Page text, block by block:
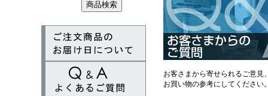
お客さまから寄せられるご意見
お買い物の参考にしてください